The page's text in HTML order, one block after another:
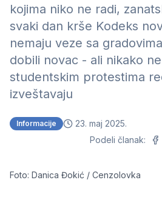
kojima niko ne radi,
svaki dan krše Kodeks
nemaju veze sa
dobili novac - ali nikako
studentskim protestima
izveštavaju
Informacije
23. maj 2025.
Podeli članak:
Foto: Danica Đokić / Cenzolovka